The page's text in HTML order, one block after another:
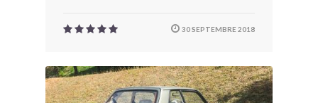
30 SEPTEMBRE 2018